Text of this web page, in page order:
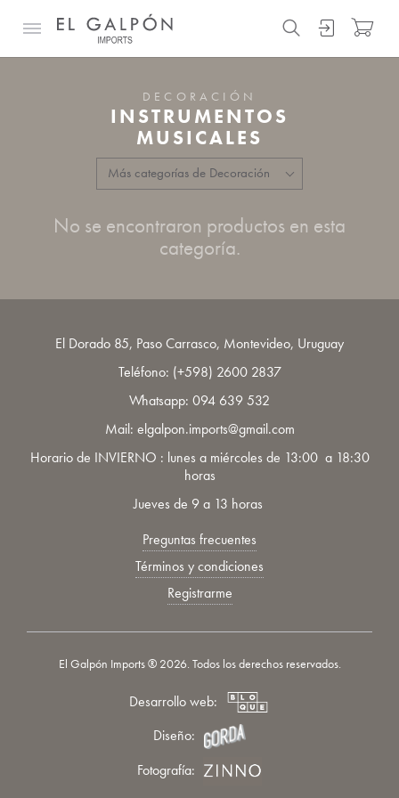
DECORACIÓN
INSTRUMENTOS
MUSICALES
No se encontraron productos en esta
categoría.
El Dorado 85, Paso Carrasco, Montevideo, Uruguay
Teléfono: (+598) 2600 2837
Whatsapp: 094 639 532
Mail: elgalpon.imports@gmail.com
Horario de INVIERNO : lunes a miércoles de 13:00 a 18:30
horas
Jueves de 9 a 13 horas
Preguntas frecuentes
Términos y condiciones
Registrarme
El Galpón Imports ® 2026. Todos los derechos reservados.
Desarrollo web:
Diseño:
Fotografía: